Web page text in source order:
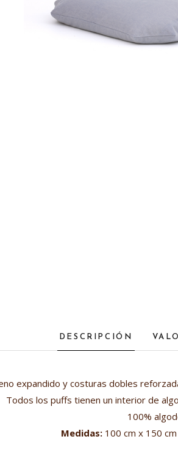
DESCRIPCIÓN
expandido y costuras dobles
Todos los puffs tienen un interior de
100%
Medidas: 100 cm x 150